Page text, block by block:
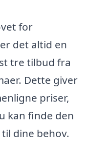
for
det altid en
tre tilbud fra
Dette giver
priser,
kan finde den
dine behov.